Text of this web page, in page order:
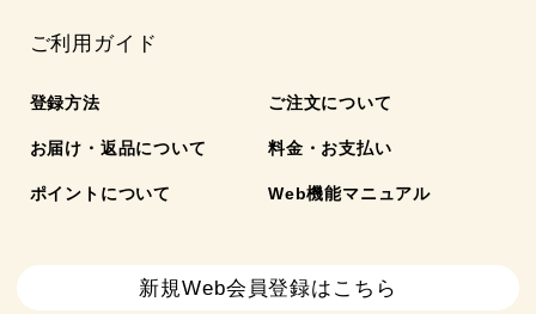
ご利用ガイド
登録方法 ご注文について
お届け・返品について 料金・お支払い
ポイントについて Web機能マニュアル
新規Web会員登録はこちら